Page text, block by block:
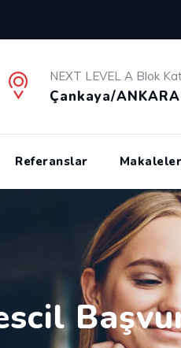
NEXT LEVEL A Blok
Çankaya/ANKARA
Referanslar Makaleler